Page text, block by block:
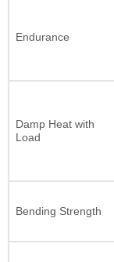
Endurance
Damp Heat with
Load
Bending Strength